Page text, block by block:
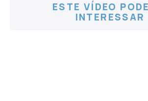
ESTE VÍDEO
INTERESSAR